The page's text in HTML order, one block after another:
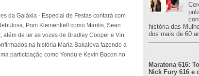
da Galáxia - Especial de Festas contará com
Pom Klementieff como Mantis, Sean
de ter as vozes de Bradley Cooper e Vin
na história Maria Bakalova fazendo a
participação como Yondu e Kevin Bacon no
história das
dos mais de 60
Maratona 616:
Nick Fury 616 e